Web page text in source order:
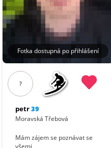
Fotka dostupná po přihlášení
?
petr39
Moravská Třebová
Mám zájem se poznávat se